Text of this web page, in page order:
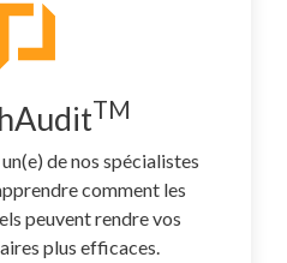
TM
de nos spécialistes
comment les
peuvent rendre vos
plus efficaces.